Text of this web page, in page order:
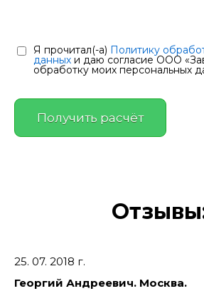
Я прочитал(-а) Политику
данных и даю согласие ООО
обработку моих персональных
25. 07. 2018 г.
Георгий Андреевич. Москва.